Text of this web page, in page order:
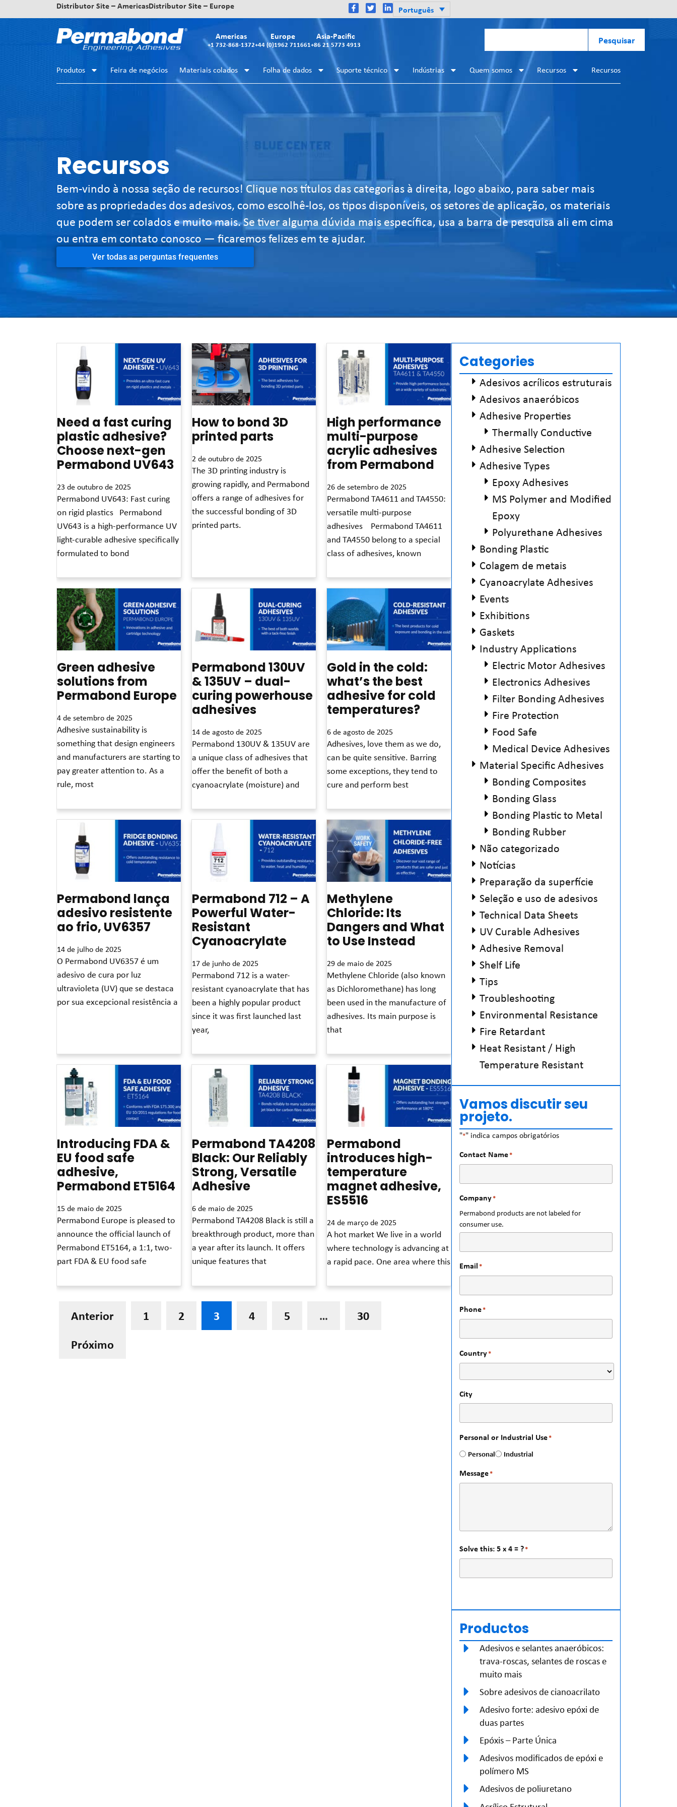
Distributor Site – AmericasDistributor Site – Europe Português
Americas
+1 732-868-1372
Europe
+44 (0)1962 711661
Asia-Pacific
+86 21 5773 4913 Pesquisar
Produtos Feira de negócios Materiais colados Folha de dados Suporte técnico Indústrias Quem somos Recursos Recursos
Recursos
Bem-vindo à nossa seção de recursos! Clique nos títulos das categorias à direita, logo abaixo, para saber mais
sobre as propriedades dos adesivos, como escolhê-los, os tipos disponíveis, os setores de aplicação, os materiais
que podem ser colados e muito mais. Se tiver alguma dúvida mais específica, usa a barra de pesquisa ali em cima
ou entra em contato conosco — ficaremos felizes em te ajudar.
Ver todas as perguntas frequentes
Need a fast curing
plastic adhesive?
Choose next-gen
Permabond UV643
23 de outubro de 2025
Permabond UV643: Fast curing
on rigid plastics Permabond
UV643 is a high-performance UV
light-curable adhesive specifically
formulated to bond
How to bond 3D
printed parts
2 de outubro de 2025
The 3D printing industry is
growing rapidly, and Permabond
offers a range of adhesives for
the successful bonding of 3D
printed parts.
High performance
multi-purpose
acrylic adhesives
from Permabond
26 de setembro de 2025
Permabond TA4611 and TA4550:
versatile multi-purpose
adhesives Permabond TA4611
and TA4550 belong to a special
class of adhesives, known
Green adhesive
solutions from
Permabond Europe
4 de setembro de 2025
Adhesive sustainability is
something that design engineers
and manufacturers are starting to
pay greater attention to. As a
rule, most
Permabond 130UV
& 135UV – dual-
curing powerhouse
adhesives
14 de agosto de 2025
Permabond 130UV & 135UV are
a unique class of adhesives that
offer the benefit of both a
cyanoacrylate (moisture) and
Gold in the cold:
what’s the best
adhesive for cold
temperatures?
6 de agosto de 2025
Adhesives, love them as we do,
can be quite sensitive. Barring
some exceptions, they tend to
cure and perform best
Permabond lança
adesivo resistente
ao frio, UV6357
14 de julho de 2025
O Permabond UV6357 é um
adesivo de cura por luz
ultravioleta (UV) que se destaca
por sua excepcional resistência a
Permabond 712 – A
Powerful Water-
Resistant
Cyanoacrylate
17 de junho de 2025
Permabond 712 is a water-
resistant cyanoacrylate that has
been a highly popular product
since it was first launched last
year,
Methylene
Chloride: Its
Dangers and What
to Use Instead
29 de maio de 2025
Methylene Chloride (also known
as Dichloromethane) has long
been used in the manufacture of
adhesives. Its main purpose is
that
Introducing FDA &
EU food safe
adhesive,
Permabond ET5164
15 de maio de 2025
Permabond Europe is pleased to
announce the official launch of
Permabond ET5164, a 1:1, two-
part FDA & EU food safe
Permabond TA4208
Black: Our Reliably
Strong, Versatile
Adhesive
6 de maio de 2025
Permabond TA4208 Black is still a
breakthrough product, more than
a year after its launch. It offers
unique features that
Permabond
introduces high-
temperature
magnet adhesive,
ES5516
24 de março de 2025
A hot market We live in a world
where technology is advancing at
a rapid pace. One area where this
Anterior 1 2 3 4 5 …
30
Próximo
Categories
Adesivos acrílicos estruturais
Adesivos anaeróbicos
Adhesive Properties
Thermally Conductive
Adhesive Selection
Adhesive Types
Epoxy Adhesives
MS Polymer and Modified
Epoxy
Polyurethane Adhesives
Bonding Plastic
Colagem de metais
Cyanoacrylate Adhesives
Events
Exhibitions
Gaskets
Industry Applications
Electric Motor Adhesives
Electronics Adhesives
Filter Bonding Adhesives
Fire Protection
Food Safe
Medical Device Adhesives
Material Specific Adhesives
Bonding Composites
Bonding Glass
Bonding Plastic to Metal
Bonding Rubber
Não categorizado
Notícias
Preparação da superfície
Seleção e uso de adesivos
Technical Data Sheets
UV Curable Adhesives
Adhesive Removal
Shelf Life
Tips
Troubleshooting
Environmental Resistance
Fire Retardant
Heat Resistant / High
Temperature Resistant
Vamos discutir seu
projeto.
"*" indica campos obrigatórios
Contact Name*
Company*
Permabond products are not labeled for
consumer use.
Email *
Phone*
Country*
City
Personal or Industrial Use*
Personal Industrial
Message*
Solve this: 5 x 4 = ?*
Productos
Adesivos e selantes anaeróbicos:
trava-roscas, selantes de roscas e
muito mais
Sobre adesivos de cianoacrilato
Adesivo forte: adesivo epóxi de
duas partes
Epóxis – Parte Única
Adesivos modificados de epóxi e
polímero MS
Adesivos de poliuretano